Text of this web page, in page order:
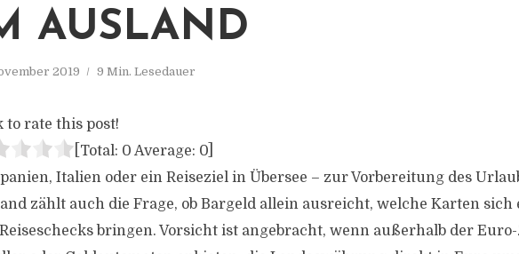
AUSLAND
2019 9 Min. Lesedauer
to rate this post!
[Total: 0 Average: 0
Italien oder ein Reiseziel in Übersee – zur Vorbereitung des
zählt auch die Frage, ob Bargeld allein ausreicht, welche Karten sich
bringen. Vorsicht ist angebracht, wenn außerhalb der